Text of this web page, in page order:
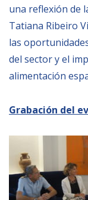
una reflexión de
Tatiana Ribeiro
las
del sector y el
alimentación
Grabación del